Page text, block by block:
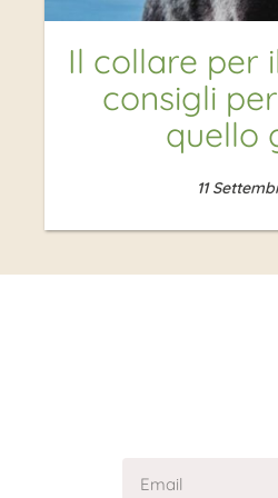
Il collare per
consigli
quello
11